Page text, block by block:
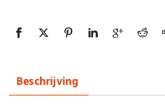
Beschrijving